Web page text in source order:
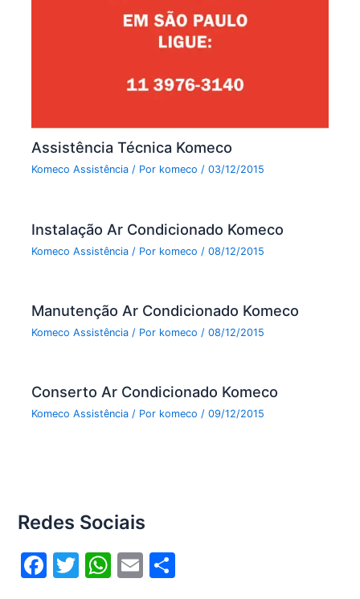
Assistência Técnica Komeco
Komeco Assistência / Por komeco/03/12/2015
Instalação Ar Condicionado Komeco
Komeco Assistência / Por komeco /08/12/2015
Manutenção Ar Condicionado Komeco
Komeco Assistência / Por komeco /08/12/2015
Conserto Ar Condicionado Komeco
Komeco Assistência / Por komeco/09/12/2015
Redes Sociais
F
T
W E